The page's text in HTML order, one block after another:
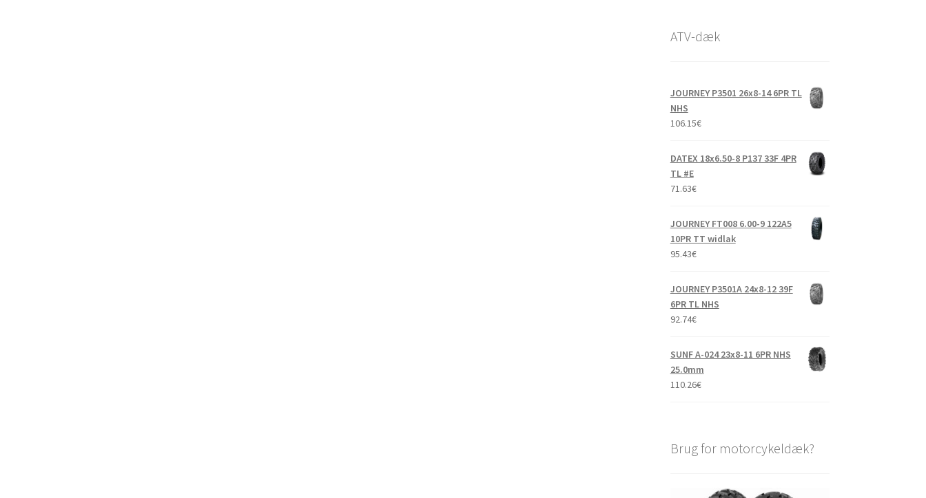
ATV-dæk
JOURNEY P3501 26x8-14 6PR TL
NHS
106.15€
DATEX 18x6.50-8 P137 33F 4PR
TL #E
71.63€
JOURNEY FT008 6.00-9 122A5
10PR TT widlak
95.43€
JOURNEY P3501A 24x8-12 39F
6PR TL NHS
92.74€
SUNF A-024 23x8-11 6PR NHS
25.0mm
110.26€
Brug for motorcykeldæk?